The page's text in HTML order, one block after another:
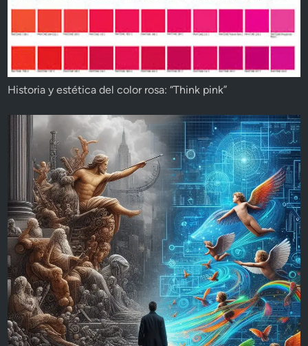
Historia y estética del color rosa: “Think pink”